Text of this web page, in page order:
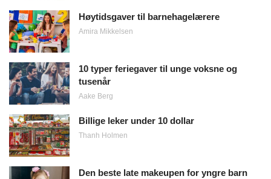
Høytidsgaver til barnehagelærere
Amira Mikkelsen
10 typer feriegaver til unge voksne og
tusenår
Aake Berg
Billige leker under 10 dollar
Thanh Holmen
Den beste late makeupen for yngre barn